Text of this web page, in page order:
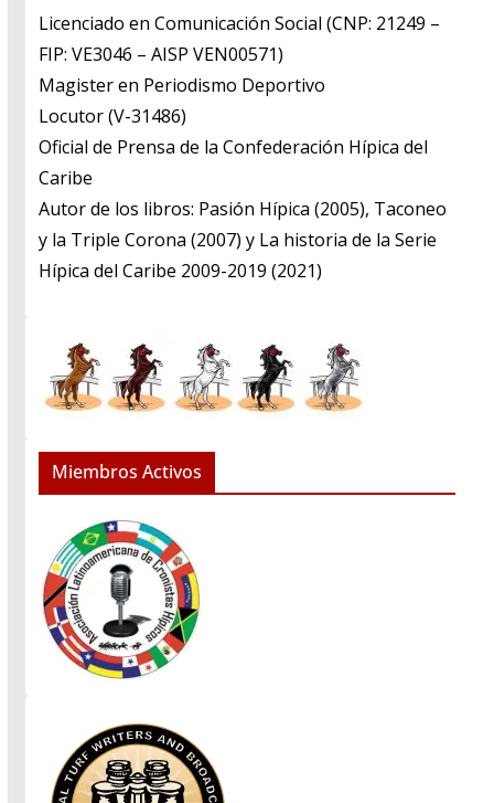
Licenciado en Comunicación Social (CNP: 21249 –
FIP: VE3046 – AISP VEN00571)
​Magister en Periodismo Deportivo
​Locutor (V-31486)
​Oficial de Prensa de la Confederación Hípica del
Caribe
​Autor de los libros: Pasión Hípica (2005), Taconeo
y la Triple Corona (2007) y La historia de la Serie
Hípica del Caribe 2009-2019 (2021)
Miembros Activos